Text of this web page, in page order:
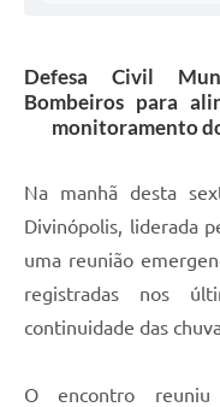
Defesa Civil
Bombeiros para
monitoramento
Na manhã desta
Divinópolis, liderada
uma reunião
registradas nos
continuidade das
O encontro